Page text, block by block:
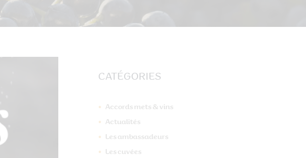
CATÉGORIES
Accords mets & vins
Actualités
Les ambassadeurs
Les cuvées